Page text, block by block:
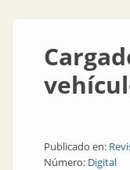
Publicado en:
Número: Digital